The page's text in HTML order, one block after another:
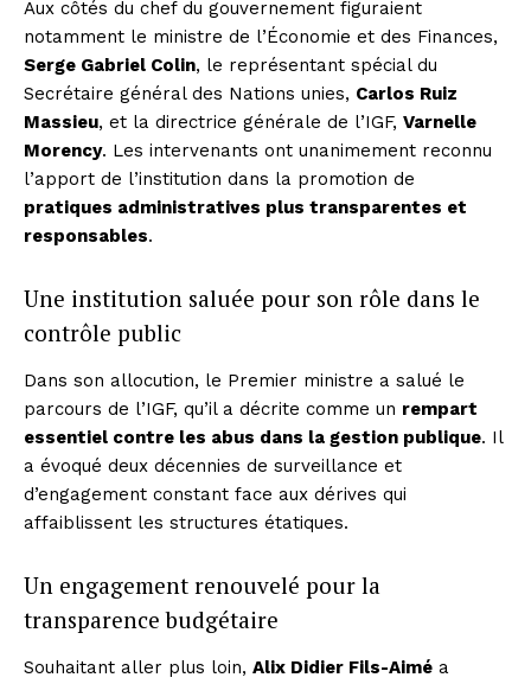
Aux côtés du chef du gouvernement figuraient
notamment le ministre de l’Économie et des Finances,
Serge Gabriel Colin, le représentant spécial du
Secrétaire général des Nations unies, Carlos Ruiz
Massieu, et la directrice générale de l’IGF, Varnelle
Morency. Les intervenants ont unanimement reconnu
l’apport de l’institution dans la promotion de
pratiques administratives plus transparentes et
responsables.
Une institution saluée pour son rôle dans le
contrôle public
Dans son allocution, le Premier ministre a salué le
parcours de l’IGF, qu’il a décrite comme un rempart
essentiel contre les abus dans la gestion publique. Il
a évoqué deux décennies de surveillance et
d’engagement constant face aux dérives qui
affaiblissent les structures étatiques.
Un engagement renouvelé pour la
transparence budgétaire
Souhaitant aller plus loin, Alix Didier Fils-Aimé a